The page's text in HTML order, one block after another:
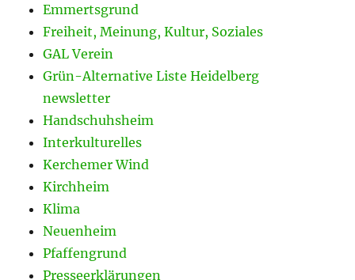
Emmertsgrund
Freiheit, Meinung, Kultur, Soziales
GAL Verein
Grün-Alternative Liste Heidelberg
newsletter
Handschuhsheim
Interkulturelles
Kerchemer Wind
Kirchheim
Klima
Neuenheim
Pfaffengrund
Presseerklärungen